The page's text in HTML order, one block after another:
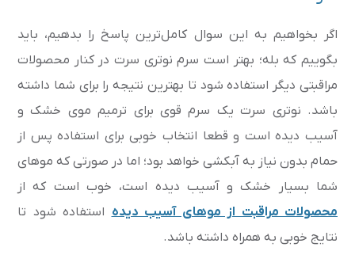
اگر بخواهیم به این سوال کامل‌ترین پاسخ را بدهیم، باید
بگوییم که بله؛ بهتر است سرم نوتری سرت در کنار محصولات
مراقبتی دیگر استفاده شود تا بهترین نتیجه را برای شما داشته
باشد. نوتری سرت یک سرم قوی برای ترمیم موی خشک و
آسیب دیده است و قطعا انتخاب خوبی برای استفاده پس از
حمام بدون نیاز به آبکشی خواهد بود؛ اما در صورتی که موهای
شما بسیار خشک و آسیب دیده است، خوب است که از
محصولات مراقبت از موهای آسیب دیدهاستفاده شود تا
نتایج خوبی به همراه داشته باشد.